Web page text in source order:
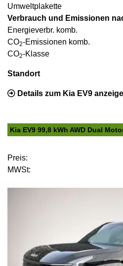
Umweltplakette
Verbrauch und Emissionen
Energieverbr. komb.
CO2-Emissionen komb.
CO2-Klasse
Standort
Details zum Kia EV9
Kia EV9 99,8 kWh AWD Dual
Preis:
MWSt: